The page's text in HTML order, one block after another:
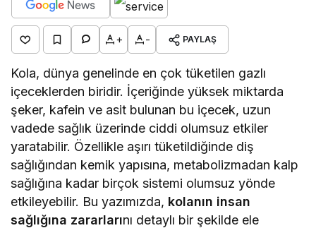
+ - PAYLAŞ
Kola, dünya genelinde en çok tüketilen gazlı
içeceklerden biridir. İçeriğinde yüksek miktarda
şeker, kafein ve asit bulunan bu içecek, uzun
vadede sağlık üzerinde ciddi olumsuz etkiler
yaratabilir. Özellikle aşırı tüketildiğinde diş
sağlığından kemik yapısına, metabolizmadan kalp
sağlığına kadar birçok sistemi olumsuz yönde
etkileyebilir. Bu yazımızda, kolanın insan
sağlığına zararlarını detaylı bir şekilde ele